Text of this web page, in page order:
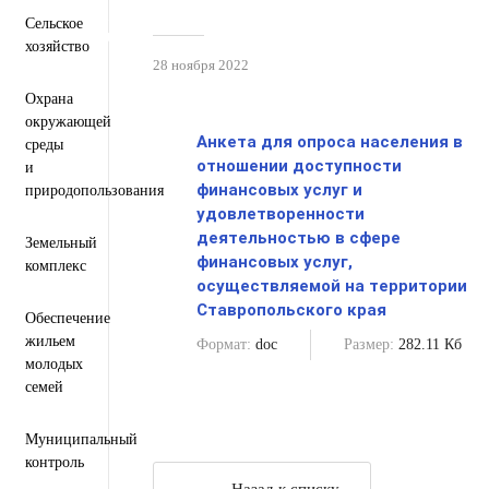
Региональный проект "Защитники"
Сельское
хозяйство
Охрана
окружающей
среды
и
природопользования
Земельный
комплекс
Обеспечение
жильем
молодых
семей
Муниципальный
контроль
28 ноября 2022
Анкета для опроса населения в
отношении доступности
финансовых услуг и
удовлетворенности
деятельностью в сфере
финансовых услуг,
осуществляемой на территории
Ставропольского края
Формат: doc Размер: 282.11 Кб